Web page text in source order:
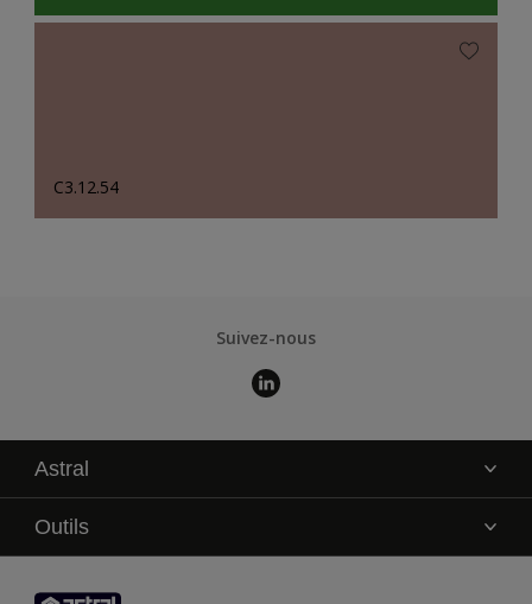
C3.12.54
Suivez-nous
Astral
La marque
Service technique
Contact
Outils